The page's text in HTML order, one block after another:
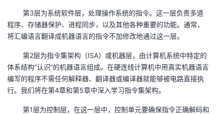
第3层为系统软件层，处理操作系统的指令。这一层负责多道
程序、存储器保护、进程同步，以及其他各种重要的功能。通常，
将汇编语言翻译成机器语言的指令不加修改地通过这一层。
第2层为指令集架构（ISA）或机器层，由计算机系统中特定的
体系结构“认识”的机器语言组成。在硬连线计算机中用真实机器语言
编写的程序不需任何解释器、翻译器或编译器就能够被电路直接执
行。我们将在第4章和第5章中深入学习指令集架构。
第1层为控制层，在这一层中，控制单元要确保指令正确解码和